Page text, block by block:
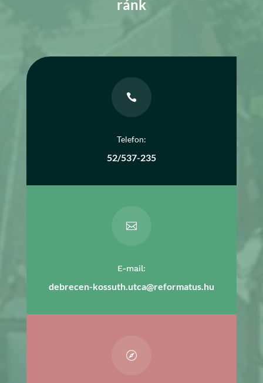
ránk

Telefon:
52/537-235

E-mail:
debrecen-kossuth.utca@reformatus.hu
